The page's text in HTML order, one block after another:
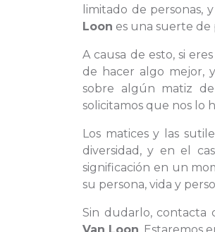
limitado de
Loon es una suerte
A causa de esto, si
de hacer algo mejor,
sobre algún matiz
solicitamos que nos lo
Los matices y las
diversidad, y en el
significación en un
su persona, vida y
Sin dudarlo, contacta